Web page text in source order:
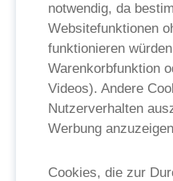
notwendig, da
Websitefunktionen
funktionieren
Warenkorbfunktion
Videos). Andere
Nutzerverhalten
Werbung
Cookies, die zur